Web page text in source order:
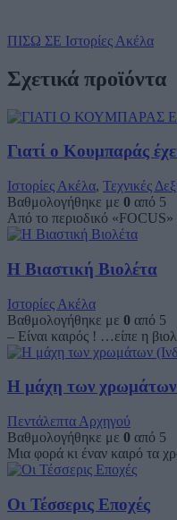
ΠΙΣΩ ΣΕ Ιστορίες Ακέλα
Σχετικά προϊόντα
Γιατί ο Κουμπαράς
Ιστορίες Ακέλα, Τεχνικές
Βαθμολογήθηκε με 0 από 5
Από το περιοδικό «FOCUS»
Η Βιαστική Βιολέτα
Ιστορίες Ακέλα
Βαθμολογήθηκε με 0 από 5
– Είναι καιρός ! …είπε η
Η μάχη των χρωμάτων
Πεντάλεπτα Αρχηγού
Βαθμολογήθηκε με 0 από 5
Μια φορά κι έναν καιρό τα
Οι Τέσσερις Εποχές